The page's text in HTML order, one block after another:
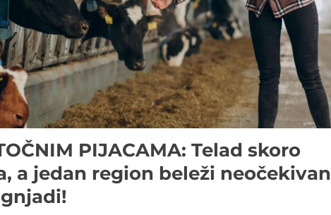
PIJACAMA: Telad skoro
a jedan region beleži neočekivan